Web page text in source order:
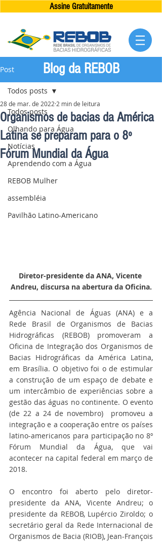
Assine Gratuitamente
Post
Todos posts
Olhando para Água
Notícias
Aprendendo com a Água
REBOB Mulher
assembléia
Pavilhão Latino-Americano
Todos posts
Organismos de bacias da América
Latina se preparam para o 8º
Fórum Mundial da Água
28 de mar. de 2022 2 min de leitura
Diretor-presidente da ANA, Vicente
Andreu, discursa na abertura da Oficina.
Agência Nacional de Águas (ANA) e a
Rede Brasil de Organismos de Bacias
Hidrográficas (REBOB) promoveram a
Oficina de Integração dos Organismos de
Bacias Hidrográficas da América Latina,
em Brasília. O objetivo foi o de estimular
a construção de um espaço de debate e
um intercâmbio de experiências sobre a
gestão das águas no continente. O evento
(de 22 a 24 de novembro)  promoveu a
integração e a cooperação entre os países
latino-americanos para participação no 8º
Fórum Mundial da Água, que vai
acontecer na capital federal em março de
2018.
O encontro foi aberto pelo diretor-
presidente da ANA, Vicente Andreu; o
presidente da REBOB, Lupércio Ziroldo; o
secretário geral da Rede Internacional de
Organismos de Bacia (RIOB), Jean-François
Blog da REBOB